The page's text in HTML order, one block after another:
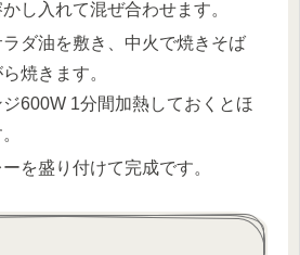
し入れて混ぜ合わせます。
ダ油を敷き、中火で焼きそば
焼きます。
600W 1分間加熱しておくとほ
を盛り付けて完成です。